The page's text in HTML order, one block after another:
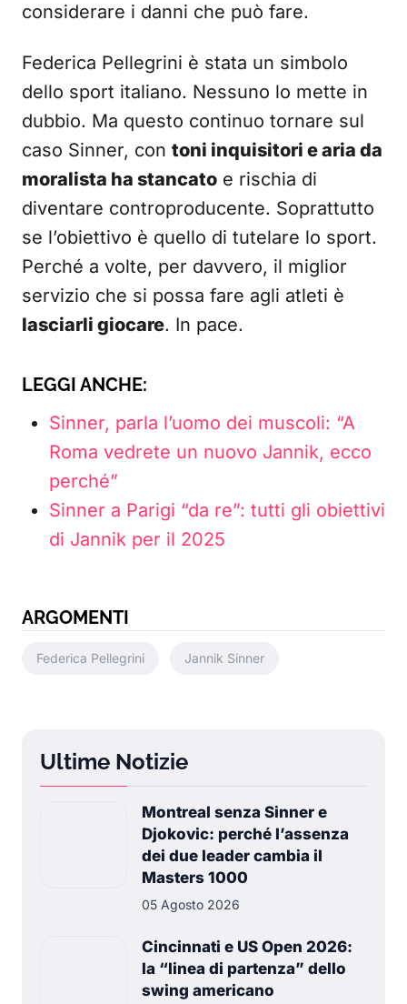
considerare i danni che può fare.
Federica Pellegrini è stata un simbolo
dello sport italiano. Nessuno lo mette in
dubbio. Ma questo continuo tornare sul
caso Sinner, con toni inquisitori e aria da
moralista ha stancato e rischia di
diventare controproducente. Soprattutto
se l’obiettivo è quello di tutelare lo sport.
Perché a volte, per davvero, il miglior
servizio che si possa fare agli atleti è
lasciarli giocare. In pace.
LEGGI ANCHE:
Sinner, parla l’uomo dei muscoli: “A
Roma vedrete un nuovo Jannik, ecco
perché”
Sinner a Parigi “da re”: tutti gli obiettivi
di Jannik per il 2025
ARGOMENTI
Federica Pellegrini Jannik Sinner
Ultime Notizie
Montreal senza Sinner e
Djokovic: perché l’assenza
dei due leader cambia il
Masters 1000
05 Agosto 2026
Cincinnati e US Open 2026:
la “linea di partenza” dello
swing americano